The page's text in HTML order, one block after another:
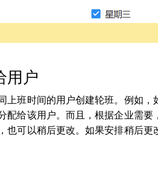
用户
上班时间的用户创建轮班。例如
配给该用户。而且，根据企业需要
也可以稍后更改。如果安排稍后